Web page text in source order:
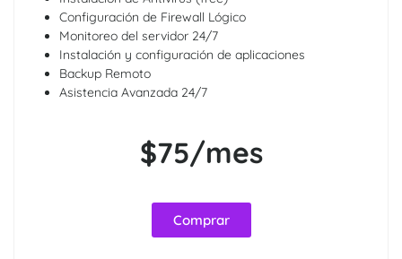
Configuración de Firewall Lógico
Monitoreo del servidor 24/7
Instalación y configuración de aplicaciones
Backup Remoto
Asistencia Avanzada 24/7
$75/mes
Comprar